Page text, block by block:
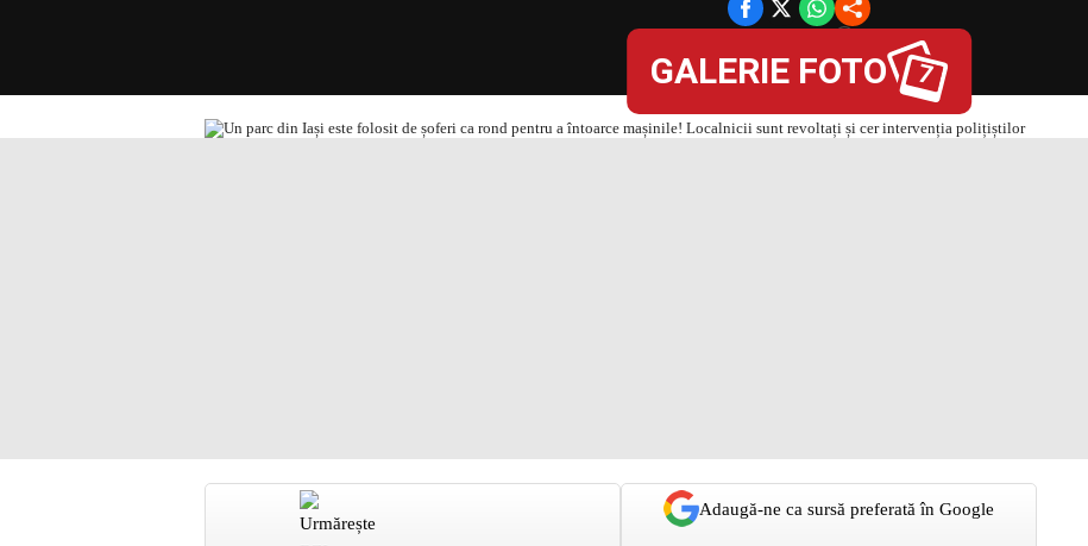
Petronel ȘtefanînTITLURILE ZILEI
GALERIE FOTO 7
Adaugă-ne ca sursă preferată în Google